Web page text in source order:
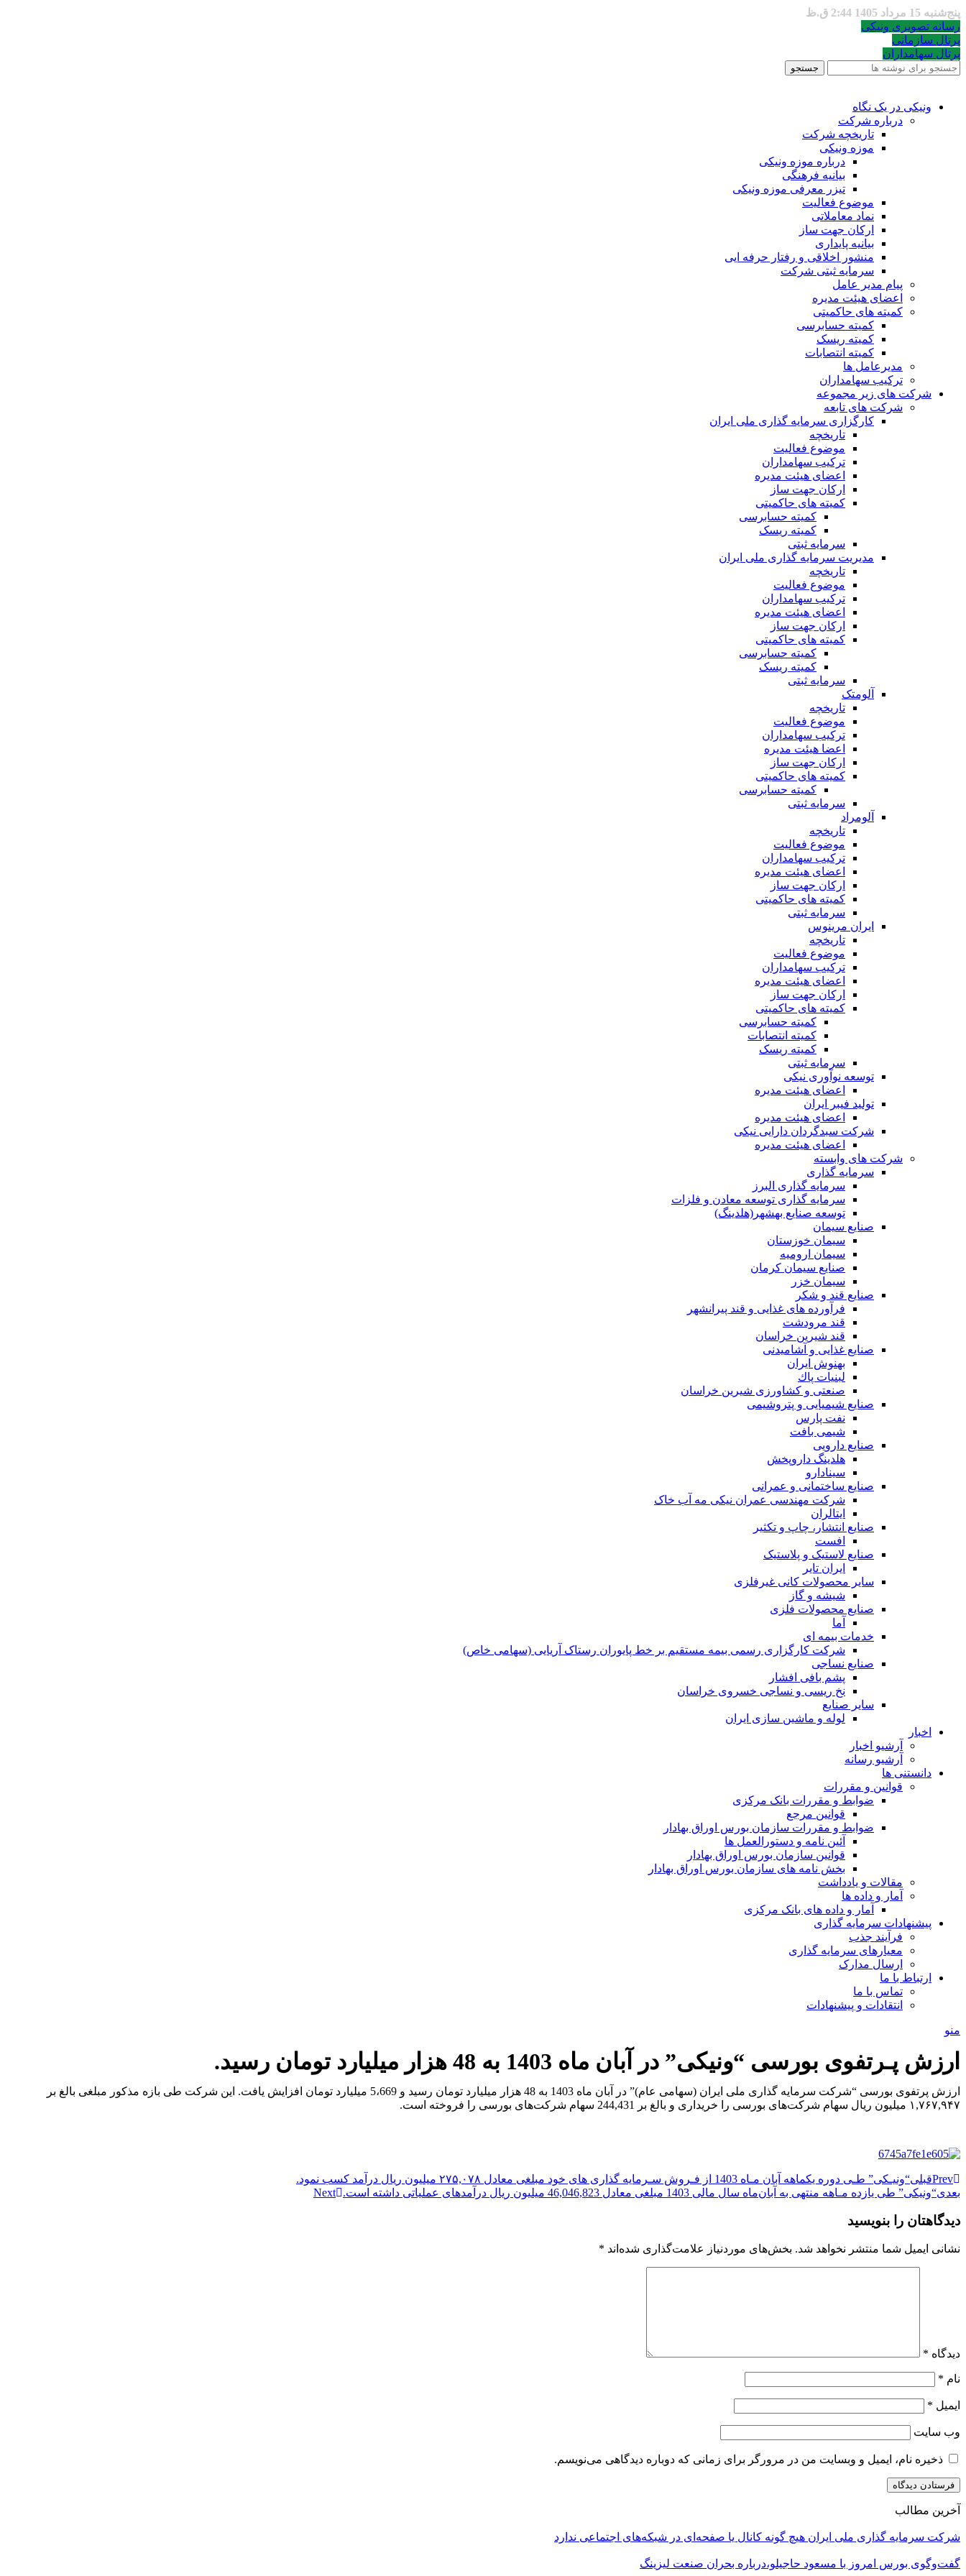
پنج‌شنبه 15 مرداد 1405 2:44 ق.ظ
رسانه تصویری ونیکی
پرتال سازمانی
پرتال سهامداران
جستجو
ونیکی در یک نگاه
درباره شرکت
تاریخچه شرکت
موزه ونیکی
درباره موزه ونیکی
بیانیه فرهنگی
تیزر معرفی موزه ونیکی
موضوع فعالیت
نماد معاملاتی
ارکان جهت ساز
بیانیه پایداری
منشور اخلاقی و رفتار حرفه ایی
سرمایه ثبتی شرکت
پیام مدیر عامل
اعضای هیئت مدیره
کمیته های حاکمیتی
کمیته حسابرسی
کمیته ریسک
کمیته انتصابات
مدیرعامل ها
ترکیب سهامداران
شرکت های زیر مجموعه
شرکت های تابعه
کارگزاری سرمایه گذاری ملی ایران
تاریخچه
موضوع فعالیت
ترکیب سهامداران
اعضای هیئت مدیره
ارکان جهت ساز
کمیته های حاکمیتی
کمیته حسابرسی
کمیته ریسک
سرمایه ثبتی
مدیریت سرمایه گذاری ملی ایران
تاریخچه
موضوع فعالیت
ترکیب سهامداران
اعضای هیئت مدیره
ارکان جهت ساز
کمیته های حاکمیتی
کمیته حسابرسی
کمیته ریسک
سرمایه ثبتی
آلومتک
تاریخچه
موضوع فعالیت
ترکیب سهامداران
اعضا هیئت مدیره
ارکان جهت ساز
کمیته های حاکمیتی
کمیته حسابرسی
سرمایه ثبتی
آلومراد
تاریخچه
موضوع فعالیت
ترکیب سهامداران
اعضای هیئت مدیره
ارکان جهت ساز
کمیته های حاکمیتی
سرمایه ثبتی
ایران مرینوس
تاریخچه
موضوع فعالیت
ترکیب سهامداران
اعضای هیئت مدیره
ارکان جهت ساز
کمیته های حاکمیتی
کمیته حسابرسی
کمیته انتصابات
کمیته ریسک
سرمایه ثبتی
توسعه نوآوری نیکی
اعضای هیئت مدیره
تولید فیبر ایران
اعضای هیئت مدیره
شرکت سبدگردان دارایی نیکی
اعضای هیئت مدیره
شرکت های وابسته
سرمایه گذاری
سرمایه گذاری البرز
سرمایه گذاری توسعه معادن و فلزات
توسعه‌ صنایع‌ بهشهر(هلدینگ)
صنایع سیمان
سیمان خوزستان
سیمان ارومیه
صنایع سیمان کرمان
سیمان خزر
صنایع قند و شکر
فرآورده های غذایی و قند پیرانشهر
قند مرودشت
قند شیرین خراسان
صنایع غذايی و آشاميدنی
بهنوش ایران
لبنيات پاك
صنعتی و کشاورزی شیرین خراسان
صنایع شیمیایی و پتروشیمی
نفت پارس
شیمی بافت
صنایع دارویی
هلدینگ داروپخش
سینادارو
صنایع ساختمانی و عمرانی
شرکت مهندسی عمران نیکی مه آب خاک
ایتالران
صنایع انتشار، چاپ و تکثير
افست
صنایع لاستیک و پلاستیک
ایران تایر
ساير محصولات كانی غيرفلزی
شیشه و گاز
صنایع محصولات فلزی
آما
خدمات بیمه ای
شرکت کارگزاری رسمی بیمه مستقیم بر خط پایوران رستاک آریایی (سهامی خاص)
صنایع نساجی
پشم بافی افشار
نخ ریسی و نساجی خسروی خراسان
سایر صنایع
لوله و ماشین سازی ایران
اخبار
آرشیو اخبار
آرشیو رسانه
دانستنی ها
قوانین و مقررات
ضوابط و مقررات بانک مرکزی
قوانين مرجع
ضوابط و مقررات سازمان بورس اوراق بهادار
آئین نامه و دستورالعمل ها
قوانین سازمان بورس اوراق بهادار
بخش نامه های سازمان بورس اوراق بهادار
مقالات و یادداشت
آمار و داده ها
آمار و داده های بانک مرکزی
پیشنهادات سرمایه گذاری
فرآیند جذب
معیارهای سرمایه گذاری
ارسال مدارک
ارتباط با ما
تماس با ما
انتقادات و پیشنهادات
منو
ارزش پـرتفوی بورسی “ونیکی” در آبان ماه 1403 به 48 هزار میلیارد تومان رسید.
ارزش پرتفوی بورسی “شرکت سرمایه­ گذاری ملی ایران (سهامی عام)” در آبان ماه 1403 به 48 هزار میلیارد تومان رسید و 5،669 میلیارد تومان افزایش یافت. این شرکت طی بازه مذکور مبلغی بالغ بر
۱,۷۶۷,۹۴۷ میلیون ریال سهام شرکت‌های بورسی را خریداری و بالغ بر 244,431 سهام شرکت‌های بورسی را فروخته است.
Prevقبلی“ونیـکی” طـی دوره یکماهه آبان‌ مـاه 1403 از فـروش سـرمایه گذاری های خود مبلغی معادل ۲۷۵,۰۷۸ میلیون ریال درآمد کسب نمود.
بعدی“ونیکی” طی یازده مـاهه منتهی به آبان‌ماه سال مالی 1403 مبلغی معادل 46,046,823 میلیون ریال درآمدهای عملیاتی داشته است. Next
دیدگاهتان را بنویسید
نشانی ایمیل شما منتشر نخواهد شد. بخش‌های موردنیاز علامت‌گذاری شده‌اند *
دیدگاه *
نام *
ایمیل *
وب‌ سایت
ذخیره نام، ایمیل و وبسایت من در مرورگر برای زمانی که دوباره دیدگاهی می‌نویسم.
آخرین مطالب
شرکت سرمایه گذاری ملی ایران هیچ گونه کانال یا صفحه‌ای در شبکه‌های اجتماعی ندارد
گفت‌وگوی بورس امروز با مسعود حاجیلو،درباره بحران صنعت لیزینگ